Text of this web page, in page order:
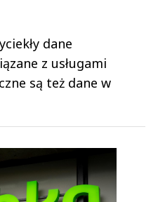
dane
z usługami
są też dane w